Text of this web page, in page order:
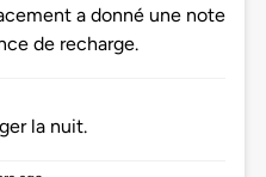
a donné une note
de recharge.
la nuit.